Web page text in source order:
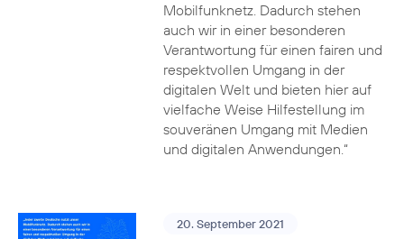
Mobilfunknetz. Dadurch stehen
auch wir in einer besonderen
Verantwortung für einen fairen und
respektvollen Umgang in der
digitalen Welt und bieten hier auf
vielfache Weise Hilfestellung im
souveränen Umgang mit Medien
und digitalen Anwendungen.“
20. September 2021